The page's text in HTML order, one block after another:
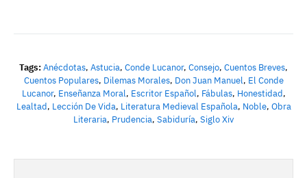
Tags:Anécdotas, Astucia, Conde Lucanor, Consejo, Cuentos Breves,
Cuentos Populares, Dilemas Morales, Don Juan Manuel, El Conde
Lucanor, Enseñanza Moral, Escritor Español, Fábulas, Honestidad,
Lealtad, Lección De Vida, Literatura Medieval Española, Noble, Obra
Literaria, Prudencia, Sabiduría, Siglo Xiv